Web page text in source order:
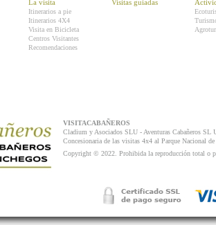
La visita
Itinerarios a pie
Itinerarios 4X4
Visita en Bicicleta
Centros Visitantes
Recomendaciones
Visitas guiadas
VISITACABAÑEROS
Cladium y Asociados SLU - Aventuras Cabañeros SL
Concesionaria de las visitas 4x4 al Parque Nacional de
Copyright © 2022. Prohibida la reproducción total o